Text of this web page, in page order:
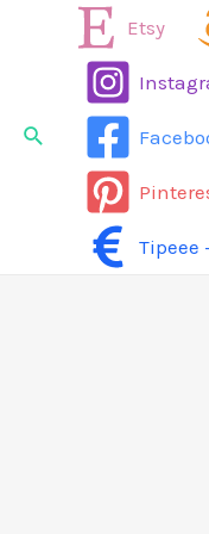
Rechercher
Etsy
Tipeee